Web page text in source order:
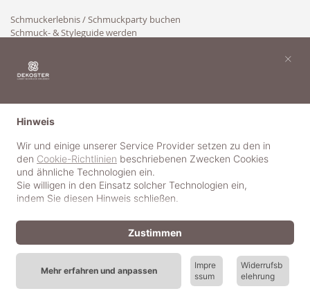
Schmuckerlebnis / Schmuckparty buchen
Schmuck- & Styleguide werden
© 2018-2025 dekoster GmbH
Hinweis
Wir und einige unserer Service Provider setzen zu den in
den Cookie-Richtlinien beschriebenen Zwecken Cookies
und ähnliche Technologien ein.
Sie willigen in den Einsatz solcher Technologien ein,
indem Sie diesen Hinweis schließen.
Mehr erfahren und anpassen
Impre
ssum
Widerrufsb
elehrung
Zustimmen
×